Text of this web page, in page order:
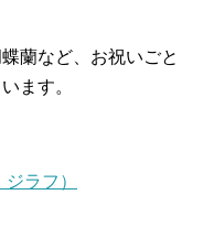
蘭など、お祝いごと
ます。
ラフ）